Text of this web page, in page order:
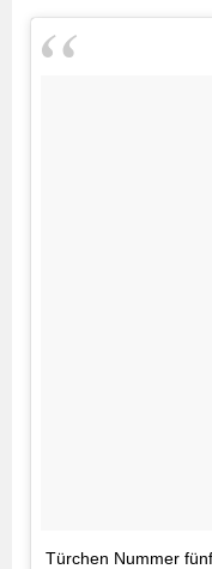
Türchen Nummer